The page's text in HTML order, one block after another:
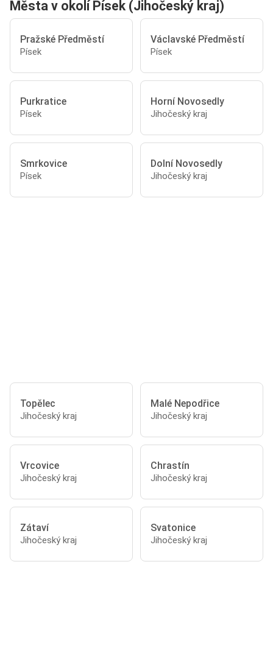
Města v okolí Písek (Jihočeský kraj)
Pražské Předměstí
Písek
Václavské Předměstí
Písek
Purkratice
Písek
Horní Novosedly
Jihočeský kraj
Smrkovice
Písek
Dolní Novosedly
Jihočeský kraj
Topělec
Jihočeský kraj
Malé Nepodřice
Jihočeský kraj
Vrcovice
Jihočeský kraj
Chrastín
Jihočeský kraj
Zátaví
Jihočeský kraj
Svatonice
Jihočeský kraj